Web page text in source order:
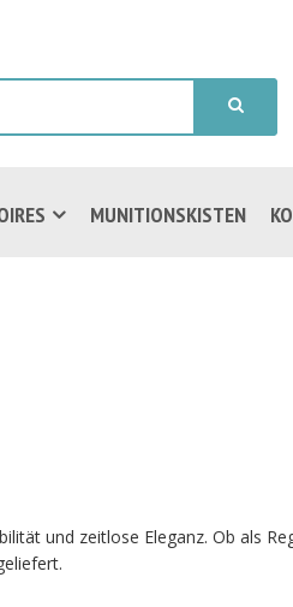
MUNITIONSKISTEN
und zeitlose Eleganz. Ob als